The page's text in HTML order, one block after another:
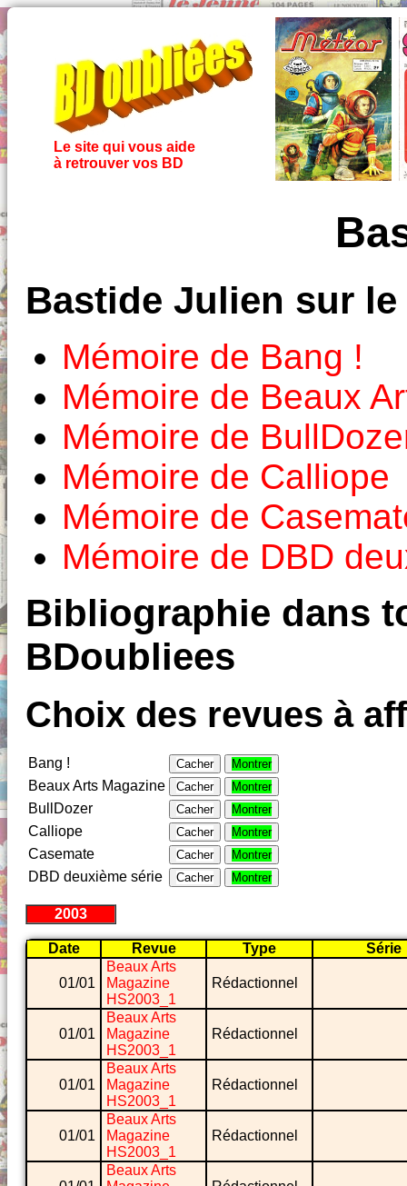
Le site qui vous aide
à retrouver vos BD
Bastide Julien sur le
Mémoire de Bang !
Mémoire de Beaux
Mémoire de
Mémoire de Calliope
Mémoire de
Mémoire de DBD
Bibliographie dans
BDoubliees
Choix des revues à
Bang ! Cacher Montrer
Beaux Arts Magazine Cacher Montrer
BullDozer Cacher Montrer
Calliope Cacher Montrer
Casemate Cacher Montrer
DBD deuxième série Cacher Montrer
2003
Date Revue Type Série
01/01
Beaux Arts
Magazine
HS2003_1
Rédactionnel
01/01
Beaux Arts
Magazine
HS2003_1
Rédactionnel
01/01
Beaux Arts
Magazine
HS2003_1
Rédactionnel
01/01
Beaux Arts
Magazine
HS2003_1
Rédactionnel
Beaux Arts